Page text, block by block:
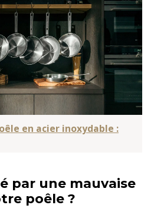
en acier inoxydable :
par une mauvaise
poêle ?